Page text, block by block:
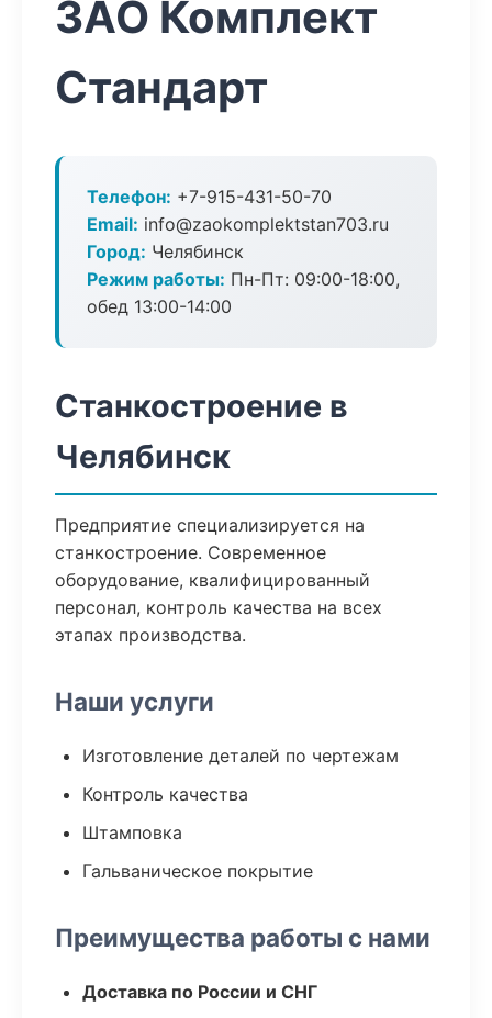
ЗАО Комплект
Стандарт
Телефон: +7-915-431-50-70
Email: info@zaokomplektstan703.ru
Город: Челябинск
Режим работы: Пн-Пт: 09:00-18:00,
обед 13:00-14:00
Станкостроение в
Челябинск
Предприятие специализируется на
станкостроение. Современное
оборудование, квалифицированный
персонал, контроль качества на всех
этапах производства.
Наши услуги
Изготовление деталей по чертежам
Контроль качества
Штамповка
Гальваническое покрытие
Преимущества работы с нами
Доставка по России и СНГ